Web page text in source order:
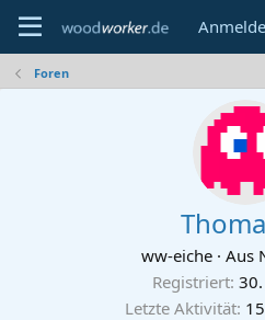
Foren
ww-eiche · Aus
Registriert
Letzte Aktivität